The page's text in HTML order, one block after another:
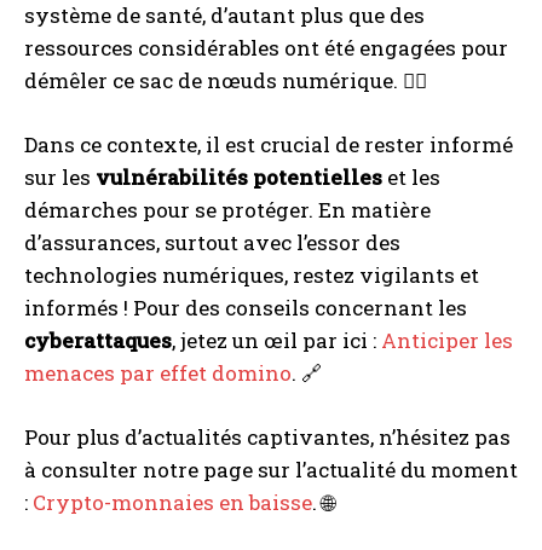
système de santé, d’autant plus que des
ressources considérables ont été engagées pour
démêler ce sac de nœuds numérique. 🕵️‍♂️
Dans ce contexte, il est crucial de rester informé
sur les vulnérabilités potentielles et les
démarches pour se protéger. En matière
d’assurances, surtout avec l’essor des
technologies numériques, restez vigilants et
informés ! Pour des conseils concernant les
cyberattaques, jetez un œil par ici : Anticiper les
menaces par effet domino. 🔗
Pour plus d’actualités captivantes, n’hésitez pas
à consulter notre page sur l’actualité du moment
: Crypto-monnaies en baisse. 🌐